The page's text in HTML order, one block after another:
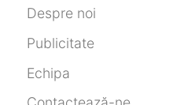
Despre noi
Publicitate
Echipa